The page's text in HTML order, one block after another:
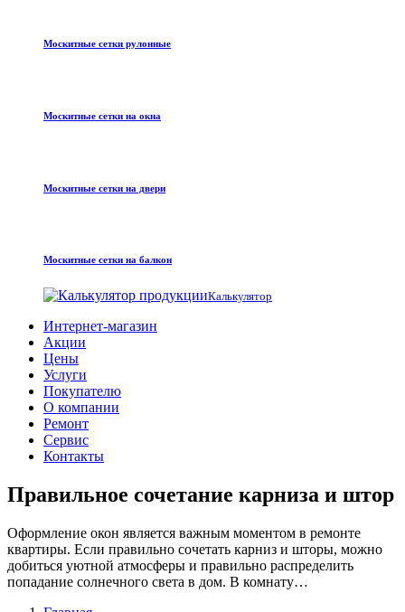
Москитные сетки рулонные
Москитные сетки на окна
Москитные сетки на двери
Москитные сетки на балкон
Калькулятор
Интернет-магазин
Акции
Цены
Услуги
Покупателю
О компании
Ремонт
Сервис
Контакты
Правильное сочетание карниза и штор
Оформление окон является важным моментом в ремонте
квартиры. Если правильно сочетать карниз и шторы, можно
добиться уютной атмосферы и правильно распределить
попадание солнечного света в дом. В комнату…